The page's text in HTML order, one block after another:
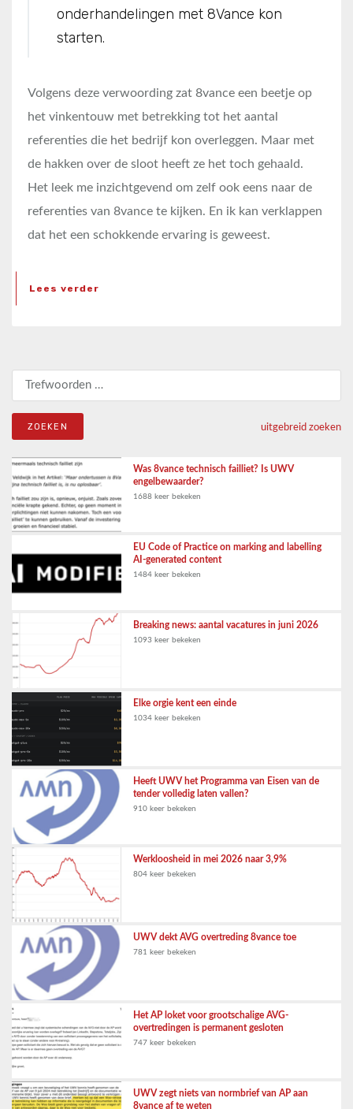
onderhandelingen met 8Vance kon
starten.
Volgens deze verwoording zat 8vance een beetje op
het vinkentouw met betrekking tot het aantal
referenties die het bedrijf kon overleggen. Maar met
de hakken over de sloot heeft ze het toch gehaald.
Het leek me inzichtgevend om zelf ook eens naar de
referenties van 8vance te kijken. En ik kan verklappen
dat het een schokkende ervaring is geweest.
Lees verder
Zoeken naar:
uitgebreid zoeken
Was 8vance technisch failliet? Is UWV
engelbewaarder?
1688 keer bekeken
EU Code of Practice on marking and labelling
AI-generated content
1484 keer bekeken
Breaking news: aantal vacatures in juni 2026
1093 keer bekeken
Elke orgie kent een einde
1034 keer bekeken
Heeft UWV het Programma van Eisen van de
tender volledig laten vallen?
910 keer bekeken
Werkloosheid in mei 2026 naar 3,9%
804 keer bekeken
UWV dekt AVG overtreding 8vance toe
781 keer bekeken
Het AP loket voor grootschalige AVG-
overtredingen is permanent gesloten
747 keer bekeken
UWV zegt niets van normbrief van AP aan
8vance af te weten